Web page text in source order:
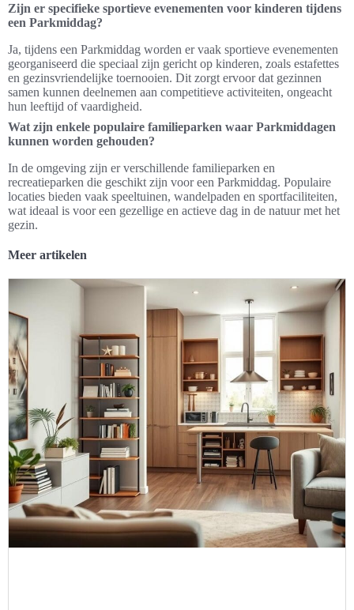
Zijn er specifieke sportieve evenementen voor kinderen tijdens
een Parkmiddag?
Ja, tijdens een Parkmiddag worden er vaak sportieve evenementen
georganiseerd die speciaal zijn gericht op kinderen, zoals estafettes
en gezinsvriendelijke toernooien. Dit zorgt ervoor dat gezinnen
samen kunnen deelnemen aan competitieve activiteiten, ongeacht
hun leeftijd of vaardigheid.
Wat zijn enkele populaire familieparken waar Parkmiddagen
kunnen worden gehouden?
In de omgeving zijn er verschillende familieparken en
recreatieparken die geschikt zijn voor een Parkmiddag. Populaire
locaties bieden vaak speeltuinen, wandelpaden en sportfaciliteiten,
wat ideaal is voor een gezellige en actieve dag in de natuur met het
gezin.
Meer artikelen